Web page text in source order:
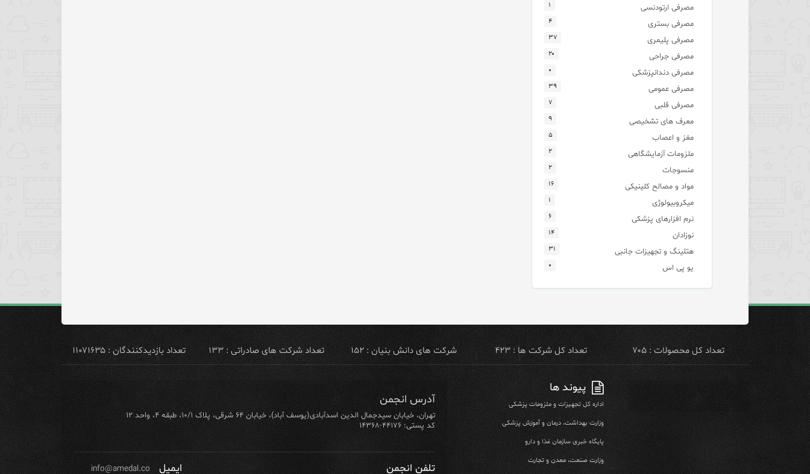
مصرفی ارتودنسی ۱
مصرفی بستری ۴
مصرفی پلیمری ۳۷
مصرفی جراحی ۲۰
مصرفی دندانپزشکی ۰
مصرفی عمومی ۳۹
مصرفی قلبی ۷
معرف های تشخیصی ۹
مغز و اعصاب ۵
ملزومات آزمایشگاهی ۲
منسوجات ۲
مواد و مصالح کلینیکی ۱۶
میکروبیولوژی ۱
نرم افزارهای پزشکی ۶
نوزادان ۱۴
هتلینگ و تجهیزات جانبی ۳۱
یو پی اس ۰
تعداد کل محصولات : ۷۰۵ تعداد کل شرکت ها : ۴۲۳ شرکت های دانش بنیان : ۱۵۲ تعداد شرکت های صادراتی : ۱۳۳ تعداد بازدیدکنندگان : ۱۱۰۷۱۶۳۵
پیوند ها
اداره کل تجهیزات و ملزومات پزشکی
وزارت بهداشت، درمان و آموزش پزشکی
پایگاه خبری سازمان غذا و دارو
وزارت صنعت، معدن و تجارت
آدرس انجمن
تهران، خیابان سیدجمال الدین اسدآبادی(یوسف آباد)، خیابان ۶۴ شرقی، پلاک ۱۰/۱، طبقه ۴، واحد ۱۲
کد پستی: ۴۴۱۷۶-۱۴۳۶۸
تلفن انجمن ایمیل info@amedal.co